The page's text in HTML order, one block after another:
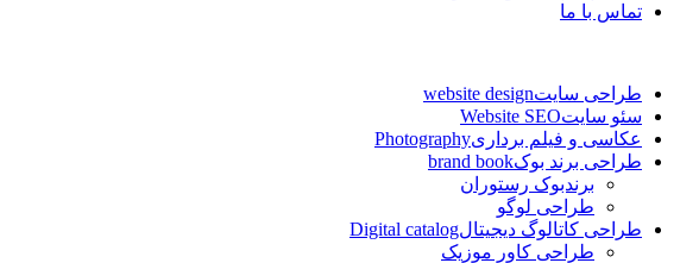
تماس با ما
طراحی سایتwebsite design
سئو سایتWebsite SEO
عکاسی و فیلم برداریPhotography
طراحی برند بوکbrand book
برندبوک رستوران
طراحی لوگو
طراحی کاتالوگ دیجیتالDigital catalog
طراحی کاور موزیک